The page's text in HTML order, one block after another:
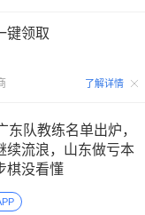
键领取
了解详情
东队教练名单出炉，
续流浪，山东做亏本
棋没看懂